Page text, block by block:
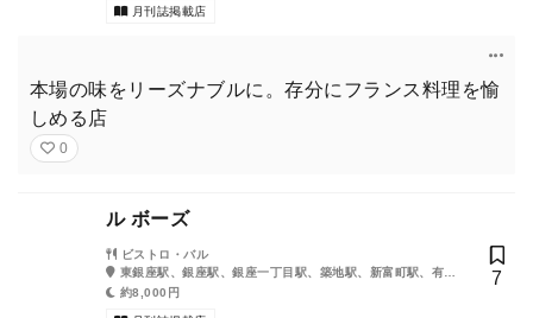
月刊誌掲載店
本場の味をリーズナブルに。存分にフランス料理を愉
しめる店
0
ル ボーズ
ビストロ・バル
東銀座駅、銀座駅、銀座一丁目駅、築地駅、新富町駅、有楽
町駅、宝町駅、築地市場駅、京橋駅、日比谷駅
約8,000円
7